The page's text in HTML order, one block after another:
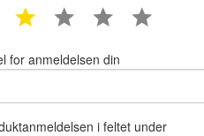
2 star 3 star 4 star 5 star
for anmeldelsen din
i feltet under